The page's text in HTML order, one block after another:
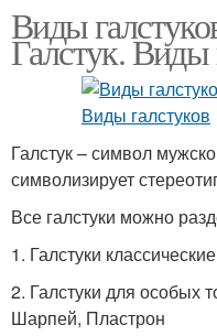
Виды
Галстук. Виды
Галстук – символ
символизирует
Все галстуки можно
1. Галстуки
2. Галстуки для особых
Шарпей, Пластрон